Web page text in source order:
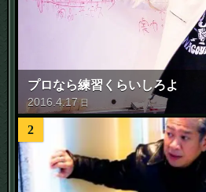
プロなら練習くらいしろよ
2016 .4.17 日
2